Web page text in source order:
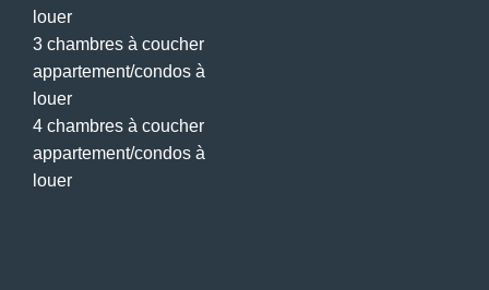
louer
3 chambres à coucher
appartement/condos à
louer
4 chambres à coucher
appartement/condos à
louer